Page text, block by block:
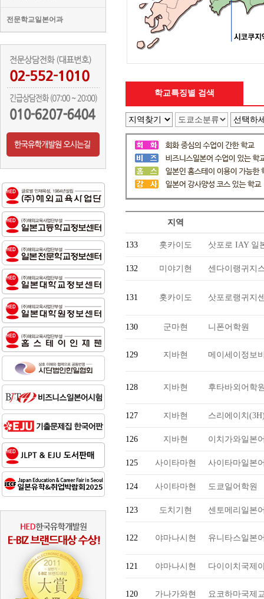
전문학교일본어과
학교특징별 검색
지역
133 홋카이도 삿포로 IAY 일
132 미야기현 센다이랭귀지
131 홋카이도 삿포로랭귀지
130 군마현 니폰어학원
129 지바현 메이세이정보
128 지바현 후타바외어학
127 지바현 스리에이치
126 지바현 이치가와일본
125 사이타마현 사이타마일본
124 사이타마현 도쿄일어학원
123 도치기현 센토메리일본
122 야마나시현 유니타스일본
121 야마나시현 다이이치국제
120 가나가와현 요코하마국제